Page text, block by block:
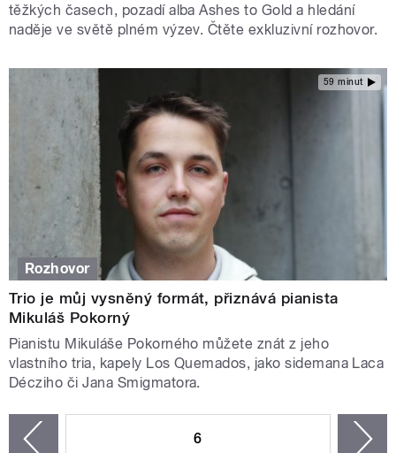
těžkých časech, pozadí alba Ashes to Gold a hledání
naděje ve světě plném výzev. Čtěte exkluzivní rozhovor.
59 minut
Rozhovor
Trio je můj vysněný formát, přiznává pianista
Mikuláš Pokorný
Pianistu Mikuláše Pokorného můžete znát z jeho
vlastního tria, kapely Los Quemados, jako sidemana Laca
Décziho či Jana Smigmatora.
6